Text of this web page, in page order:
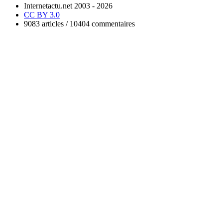
Internetactu.net 2003 - 2026
CC BY 3.0
9083 articles / 10404 commentaires